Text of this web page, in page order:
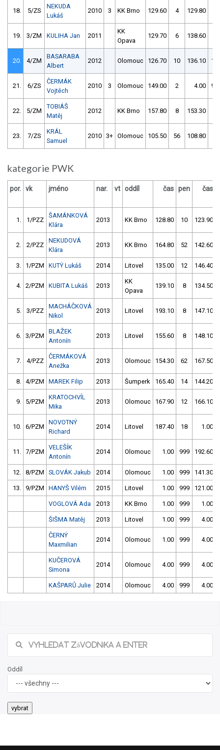
18. 5/ZS
NEKUDA
Lukáš
2010 3 KK Brno 129.60 4 129.80
19. 3/ZM KULIHA Jan 2011
KK
Opava
129.70 6 138.60
20. 4/ZM
BASARABA
Albert
2012 Olomouc 126.70 10 136.10
21. 6/ZS
ČERMÁK
Vojtěch
2010 3 Olomouc 149.00 2 4.00
22. 5/ZM
TOBIÁŠ
Matěj
2012 KK Brno 157.80 8 153.30
23. 7/ZS
KRÁL
Samuel
2010 3+ Olomouc 105.50 56 108.80
kategorie PWK
por. vk jméno nar. vt oddíl čas pen čas
1. 1/PZZ
ŠAMÁNKOVÁ
Klára
2013 KK Brno 128.80 10 123.90
2. 2/PZZ
NEKUDOVÁ
Klára
2013 KK Brno 164.80 52 142.60
3. 1/PZM KUTÝ Lukáš 2014 Litovel 135.00 12 146.40
4. 2/PZM KUBITA Lukáš 2013
KK
Opava
139.10 8 134.50
5. 3/PZZ
MACHÁČKOVÁ
Nikol
2013 Litovel 193.10 8 147.10
6. 3/PZM
BLAŽEK
Antonín
2013 Litovel 155.60 8 148.10
7. 4/PZZ
ČERMÁKOVÁ
Anežka
2013 Olomouc 154.30 62 167.50
8. 4/PZM MAREK Filip 2013 Šumperk 165.40 14 144.20
9. 5/PZM
KRATOCHVÍL
Mika
2013 Olomouc 167.90 12 166.10
10. 6/PZM
NOVOTNÝ
Richard
2014 Litovel 187.40 18 1.00
11. 7/PZM
VELEŠÍK
Antonín
2014 Olomouc 1.00 999 192.60
12. 8/PZM SLOVÁK Jakub 2014 Olomouc 1.00 999 141.30
13. 9/PZM HANYŠ Vilém 2015 Litovel 1.00 999 121.00
VOGLOVÁ Ada 2013 KK Brno 1.00 999 1.00
ŠIŠMA Matěj 2013 Litovel 1.00 999 4.00
ČERNÝ
Maxmilian
2014 Olomouc 1.00 999 4.00
KUČEROVÁ
Simona
2014 Olomouc 4.00 999 4.00
KAŠPARŮ Julie 2014 Olomouc 4.00 999 4.00
Oddíl